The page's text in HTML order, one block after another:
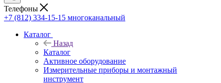
Телефоны
+7 (812) 334-15-15 многоканальный
Каталог
Назад
Каталог
Активное оборудование
Измерительные приборы и монтажный
инструмент